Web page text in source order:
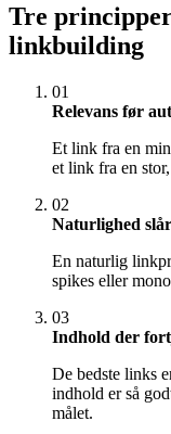
Tre
linkbuilding
01
Relevans før
Et link fra en
et link fra en
02
Naturlighed
En naturlig
spikes eller
03
Indhold der
De bedste links
indhold er så
målet.